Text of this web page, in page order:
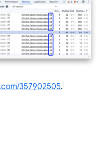
357902505.